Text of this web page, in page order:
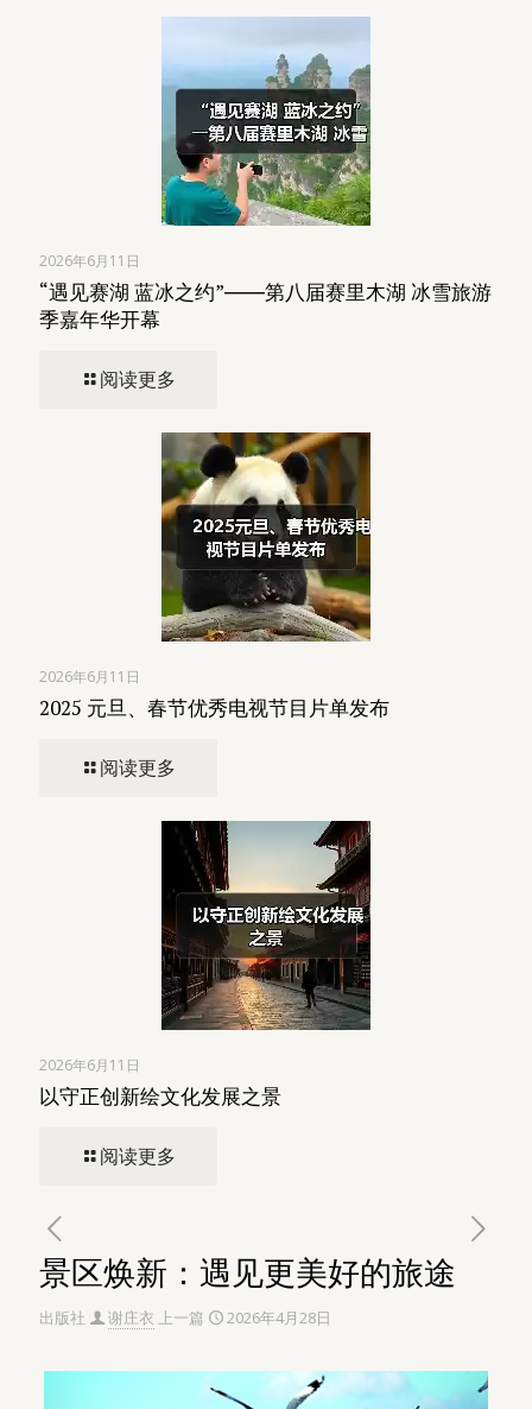
2026年6月11日
“遇见赛湖 蓝冰之约”――第八届赛里木湖 冰雪旅游
季嘉年华开幕
阅读更多
2026年6月11日
2025 元旦、春节优秀电视节目片单发布
阅读更多
2026年6月11日
以守正创新绘文化发展之景
阅读更多
景区焕新：遇见更美好的旅途
出版社 谢庄衣 上一篇 2026年4月28日